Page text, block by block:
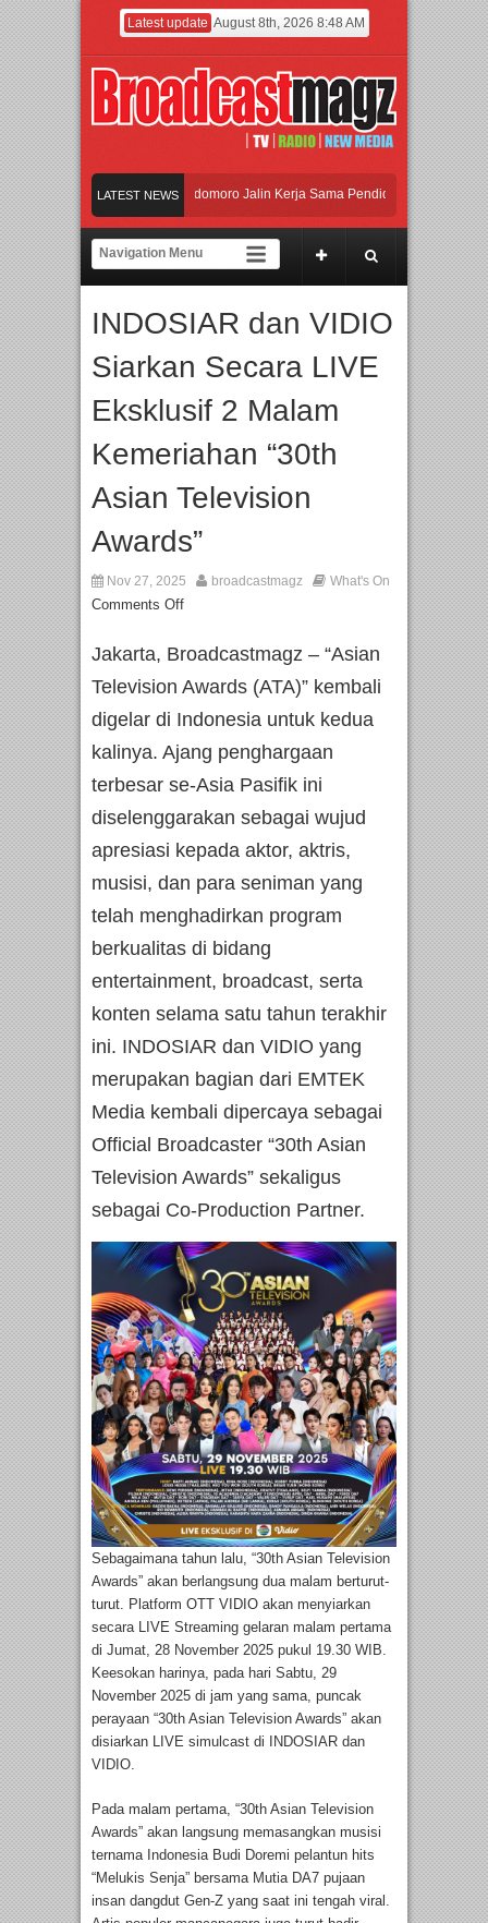
Latest update August 8th, 2026 8:48 AM
LATEST NEWS
dan Universitas Agung Podomoro Jalin Kerja Sama Pendidikan dan Riset untuk
Jakarta dengan Ribuan Mainan dan Produk Bayi dari Seluruh Dunia,
dan Universitas Agung Podomoro Jalin Kerja Sama Pendidikan dan Riset untuk
INDOSIAR dan VIDIO
Siarkan Secara LIVE
Eksklusif 2 Malam
Kemeriahan “30th
Asian Television
Awards”
Nov 27, 2025 broadcastmagz What's On
Comments Off
Jakarta, Broadcastmagz – “Asian
Television Awards (ATA)” kembali
digelar di Indonesia untuk kedua
kalinya. Ajang penghargaan
terbesar se-Asia Pasifik ini
diselenggarakan sebagai wujud
apresiasi kepada aktor, aktris,
musisi, dan para seniman yang
telah menghadirkan program
berkualitas di bidang
entertainment, broadcast, serta
konten selama satu tahun terakhir
ini. INDOSIAR dan VIDIO yang
merupakan bagian dari EMTEK
Media kembali dipercaya sebagai
Official Broadcaster “30th Asian
Television Awards” sekaligus
sebagai Co-Production Partner.
Sebagaimana tahun lalu, “30th Asian Television
Awards” akan berlangsung dua malam berturut-
turut. Platform OTT VIDIO akan menyiarkan
secara LIVE Streaming gelaran malam pertama
di Jumat, 28 November 2025 pukul 19.30 WIB.
Keesokan harinya, pada hari Sabtu, 29
November 2025 di jam yang sama, puncak
perayaan “30th Asian Television Awards” akan
disiarkan LIVE simulcast di INDOSIAR dan
VIDIO.
Pada malam pertama, “30th Asian Television
Awards” akan langsung memasangkan musisi
ternama Indonesia Budi Doremi pelantun hits
“Melukis Senja” bersama Mutia DA7 pujaan
insan dangdut Gen-Z yang saat ini tengah viral.